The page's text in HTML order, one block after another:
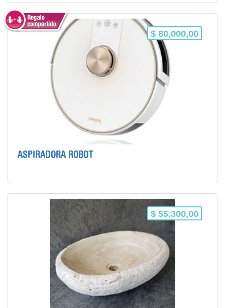
$ 80,000,00
ASPIRADORA ROBOT
$ 55,300,00